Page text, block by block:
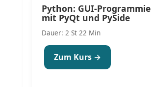
Python: GUI-
mit PyQt und PySide
Dauer: 2 St 22 Min
Zum Kurs →